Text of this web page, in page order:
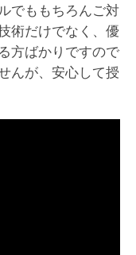
でももちろんご対
術だけでなく、優
方ばかりですので
んが、安心して授